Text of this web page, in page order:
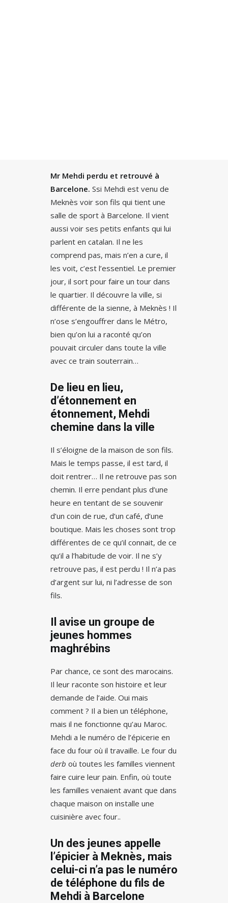
Mr Mehdi perdu et retrouvé à
Barcelone. Ssi Mehdi est venu de
Meknès voir son fils qui tient une
salle de sport à Barcelone. Il vient
aussi voir ses petits enfants qui lui
parlent en catalan. Il ne les
comprend pas, mais n’en a cure, il
les voit, c’est l’essentiel. Le premier
jour, il sort pour faire un tour dans
le quartier. Il découvre la ville, si
différente de la sienne, à Meknès ! Il
n’ose s’engouffrer dans le Métro,
bien qu’on lui a raconté qu’on
pouvait circuler dans toute la ville
avec ce train souterrain…
De lieu en lieu,
d’étonnement en
étonnement, Mehdi
chemine dans la ville
Il s’éloigne de la maison de son fils.
Mais le temps passe, il est tard, il
doit rentrer… Il ne retrouve pas son
chemin. Il erre pendant plus d’une
heure en tentant de se souvenir
d’un coin de rue, d’un café, d’une
boutique. Mais les choses sont trop
différentes de ce qu’il connait, de ce
qu’il a l’habitude de voir. Il ne s’y
retrouve pas, il est perdu ! Il n’a pas
d’argent sur lui, ni l’adresse de son
fils.
Il avise un groupe de
jeunes hommes
maghrébins
Par chance, ce sont des marocains.
Il leur raconte son histoire et leur
demande de l’aide. Oui mais
comment ? Il a bien un téléphone,
mais il ne fonctionne qu’au Maroc.
Mehdi a le numéro de l’épicerie en
face du four où il travaille. Le four du
derb où toutes les familles viennent
faire cuire leur pain. Enfin, où toute
les familles venaient avant que dans
chaque maison on installe une
cuisinière avec four..
Un des jeunes appelle
l’épicier à Meknès, mais
celui-ci n’a pas le numéro
de téléphone du fils de
Mehdi à Barcelone